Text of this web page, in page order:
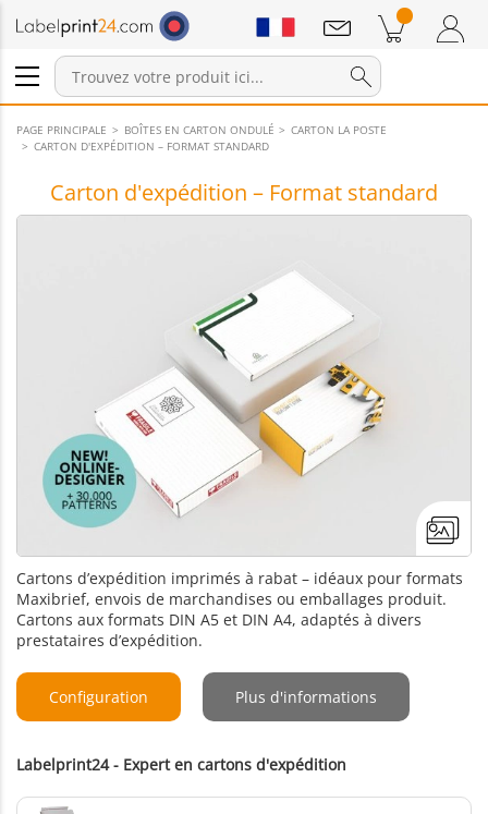
Connexion / Inscription
Produits dans le panier
Annonces
PAGE PRINCIPALE BOÎTES EN CARTON ONDULÉ
CARTON LA POSTE
CARTON D'EXPÉDITION – FORMAT STANDARD
Carton d'expédition – Format standard
Cartons d’expédition imprimés à rabat – idéaux pour formats
Maxibrief, envois de marchandises ou emballages produit.
Cartons aux formats DIN A5 et DIN A4, adaptés à divers
prestataires d’expédition.
Configuration Plus d'informations
Labelprint24 - Expert en cartons d'expédition